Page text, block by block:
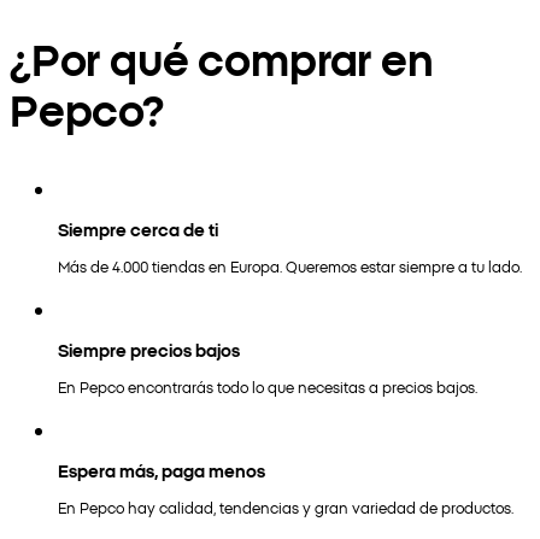
¿Por qué comprar en
Pepco?
Siempre cerca de ti
Más de 4.000 tiendas en Europa. Queremos estar siempre a tu lado.
Siempre precios bajos
En Pepco encontrarás todo lo que necesitas a precios bajos.
Espera más, paga menos
En Pepco hay calidad, tendencias y gran variedad de productos.